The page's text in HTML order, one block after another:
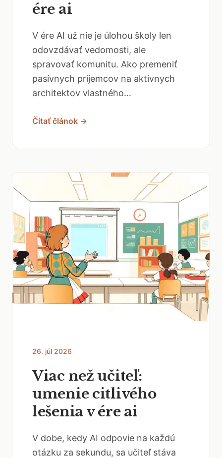
ére ai
V ére AI už nie je úlohou školy len
odovzdávať vedomosti, ale
spravovať komunitu. Ako premeniť
pasívnych príjemcov na aktívnych
architektov vlastného...
Čítať článok →
26. júl 2026
Viac než učiteľ:
umenie citlivého
lešenia v ére ai
V dobe, kedy AI odpovie na každú
otázku za sekundu, sa učiteľ stáva